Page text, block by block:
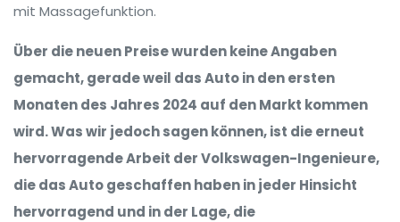
mit Massagefunktion.
Über die neuen Preise wurden keine Angaben
gemacht, gerade weil das Auto in den ersten
Monaten des Jahres 2024 auf den Markt kommen
wird. Was wir jedoch sagen können, ist die erneut
hervorragende Arbeit der Volkswagen-Ingenieure,
die das Auto geschaffen haben in jeder Hinsicht
hervorragend und in der Lage, die